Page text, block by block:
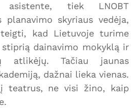
asistente, tiek LNOBT
planavimo skyriaus vedėja,
kad Lietuvoje turime
stiprią dainavimo mokyklą ir
atlikėjų. Tačiau jaunas
dažnai lieka vienas.
teatrus, ne visi žino, kaip